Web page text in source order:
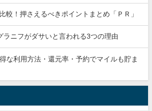
較！押さえるべきポイントまとめ「ＰＲ」
ラニフがダサいと言われる3つの理由
な利用方法・還元率・予約でマイルも貯ま